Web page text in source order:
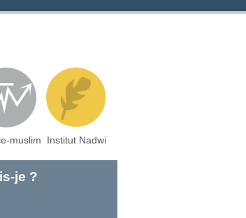
muslim Institut Nadwi
je ?